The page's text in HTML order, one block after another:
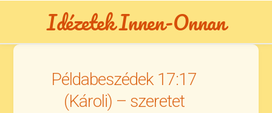
Idézetek Innen-Onnan
Példabeszédek 17:17
(Károli) – szeretet